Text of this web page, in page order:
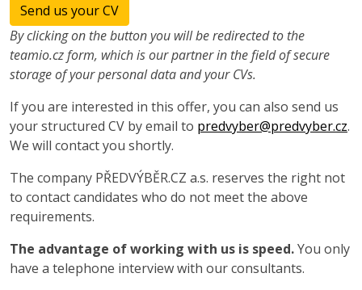
Send us your CV
By clicking on the button you will be redirected to the
teamio.cz form, which is our partner in the field of secure
storage of your personal data and your CVs.
If you are interested in this offer, you can also send us
your structured CV by email to predvyber@predvyber.cz.
We will contact you shortly.
The company PŘEDVÝBĚR.CZ a.s. reserves the right not
to contact candidates who do not meet the above
requirements.
The advantage of working with us is speed.You only
have a telephone interview with our consultants.